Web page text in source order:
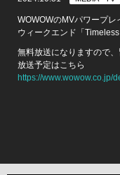
WOWOWのMVパワープレ
ウィークエンド「
無料放送になりますので
放送予定はこちら
https://www.wowow.co.jp/